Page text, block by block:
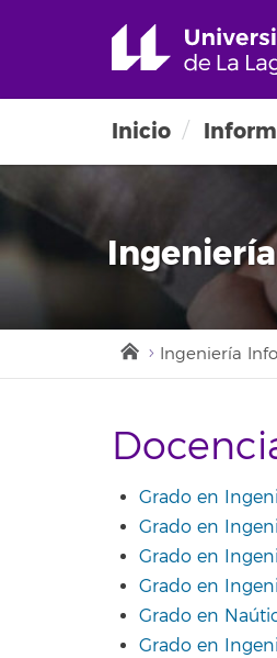
Inicio
Ingeniería
Grado en
Grado en
Grado en
Grado en
Grado en
Grado en